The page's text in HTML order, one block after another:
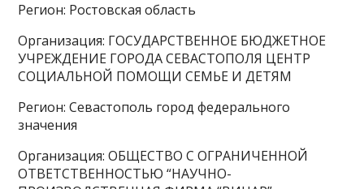
Регион: Ростовская область
Организация: ГОСУДАРСТВЕННОЕ БЮДЖЕТНОЕ
УЧРЕЖДЕНИЕ ГОРОДА СЕВАСТОПОЛЯ ЦЕНТР
СОЦИАЛЬНОЙ ПОМОЩИ СЕМЬЕ И ДЕТЯМ
Регион: Севастополь город федерального
значения
Организация: ОБЩЕСТВО С ОГРАНИЧЕННОЙ
ОТВЕТСТВЕННОСТЬЮ “НАУЧНО-